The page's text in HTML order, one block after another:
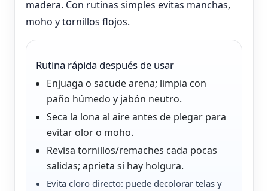
madera. Con rutinas simples evitas manchas,
moho y tornillos flojos.
Rutina rápida después de usar
Enjuaga o sacude arena; limpia con
paño húmedo y jabón neutro.
Seca la lona al aire antes de plegar para
evitar olor o moho.
Revisa tornillos/remaches cada pocas
salidas; aprieta si hay holgura.
Evita cloro directo: puede decolorar telas y